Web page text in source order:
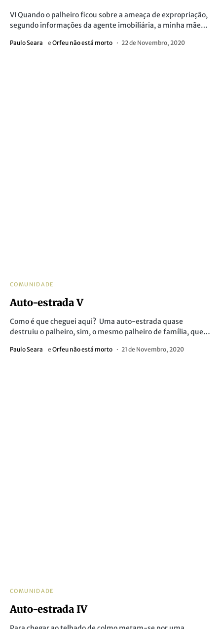
VI Quando o palheiro ficou sobre a ameaça de expropriação,
segundo informações da agente imobiliária, a minha mãe…
Paulo Seara e Orfeu não está morto 22 de Novembro, 2020
COMUNIDADE
Auto-estrada V
Como é que cheguei aqui? Uma auto-estrada quase
destruiu o palheiro, sim, o mesmo palheiro de família, que…
Paulo Seara e Orfeu não está morto 21 de Novembro, 2020
COMUNIDADE
Auto-estrada IV